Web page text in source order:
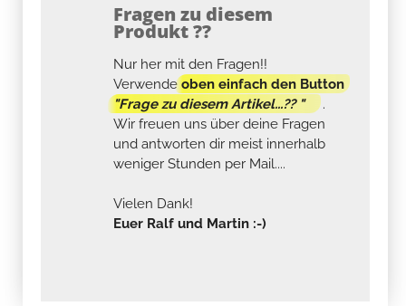
Fragen zu diesem
Produkt ??
Nur her mit den Fragen!!
Verwendeoben einfach den Button
"Frage zu diesem Artikel...?? "
.
Wir freuen uns über deine Fragen
und antworten dir meist innerhalb
weniger Stunden per Mail....
Vielen Dank!
Euer Ralf und Martin :-)